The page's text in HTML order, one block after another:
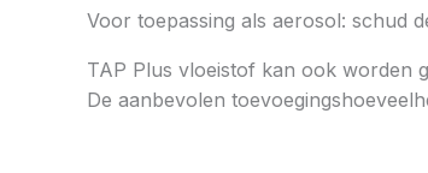
Voor toepassing als aerosol: schud
TAP Plus vloeistof kan ook worden
De aanbevolen